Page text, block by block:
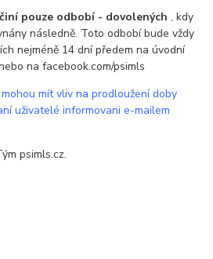
pouze odbobí - dovolených , kdy
následně. Toto odbobí bude vždy
nejméně 14 dní předem na úvodní
na facebook.com/psimls
mít vliv na prodloužení doby
uživatelé informovani e-mailem
psimls.cz.